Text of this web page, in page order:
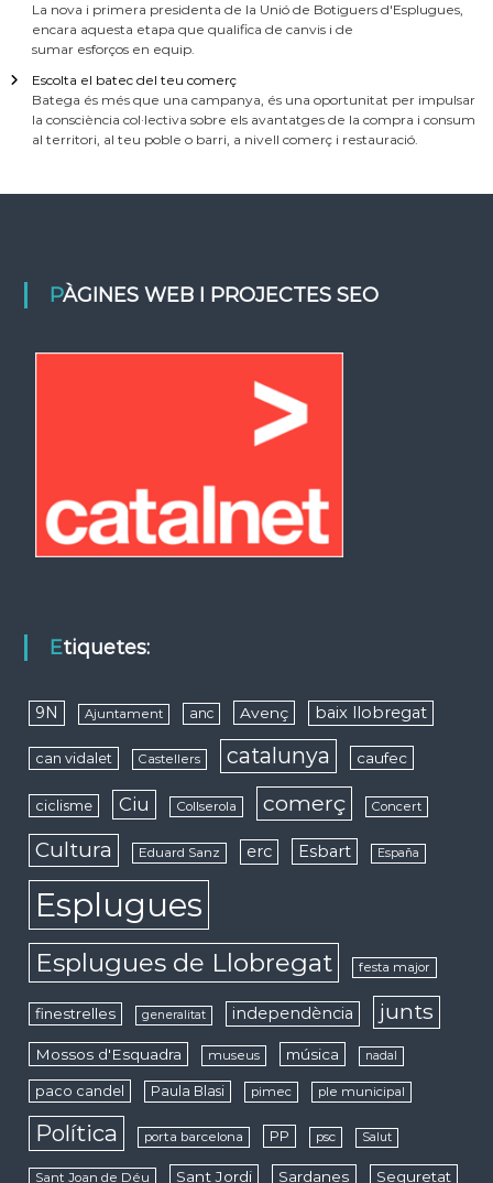
La nova i primera presidenta de la Unió de Botiguers d'Esplugues,
encara aquesta etapa que qualifica de canvis i de
sumar esforços en equip.
Escolta el batec del teu comerç
Batega és més que una campanya, és una oportunitat per impulsar
la consciència col·lectiva sobre els avantatges de la compra i consum
al territori, al teu poble o barri, a nivell comerç i restauració.
PÀGINES WEB I PROJECTES SEO
Etiquetes:
9N Ajuntament anc Avenç baix llobregat
can vidalet Castellers catalunya caufec
ciclisme Ciu Collserola comerç Concert
Cultura Eduard Sanz erc Esbart España
Esplugues
Esplugues de Llobregat festa major
finestrelles generalitat independència junts
Mossos d'Esquadra museus música nadal
paco candel Paula Blasi pimec ple municipal
Política porta barcelona PP psc Salut
Sant Joan de Déu Sant Jordi Sardanes Seguretat